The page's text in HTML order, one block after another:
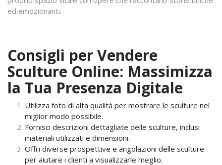
ed emozionanti.
Consigli per Vendere
Sculture Online: Massimizza
la Tua Presenza Digitale
Utilizza foto di alta qualità per mostrare le sculture nel
miglior modo possibile.
Fornisci descrizioni dettagliate delle sculture, inclusi
materiali utilizzati e dimensioni.
Offri diverse prospettive e angolazioni delle sculture
per aiutare i clienti a visualizzarle meglio.